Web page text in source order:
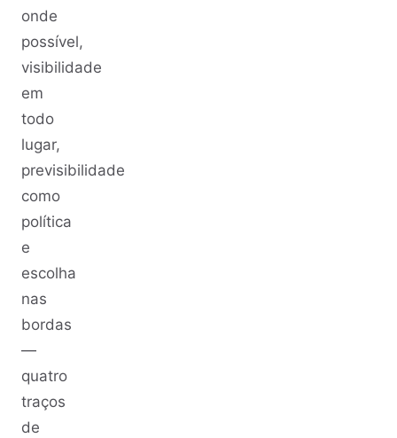
onde
possível,
visibilidade
em
todo
lugar,
previsibilidade
como
política
e
escolha
nas
bordas
—
quatro
traços
de